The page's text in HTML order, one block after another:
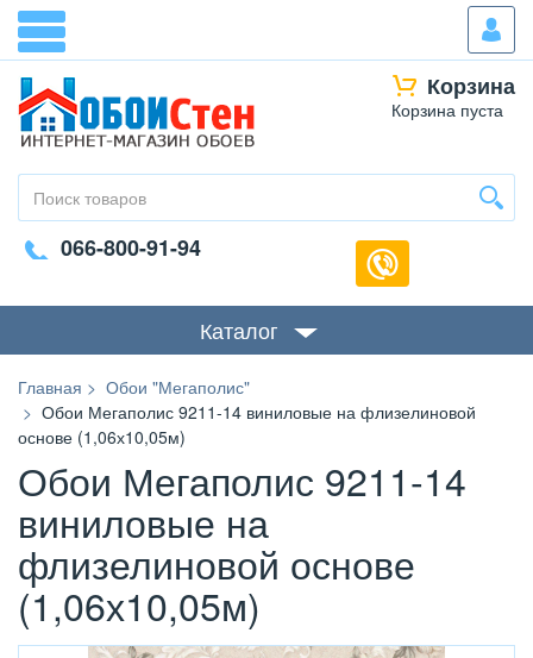
Корзина
Корзина пуста
066-800-91-94
Каталог
Главная
Обои "Мегаполис"
Обои Мегаполис 9211-14 виниловые на флизелиновой
основе (1,06х10,05м)
Обои Мегаполис 9211-14
виниловые на
флизелиновой основе
(1,06х10,05м)